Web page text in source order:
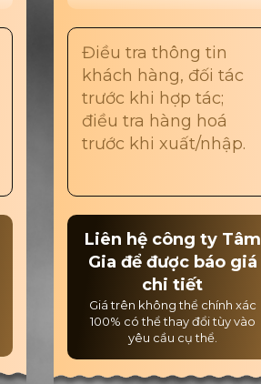
Điều tra thông tin
khách hàng, đối tác
trước khi hợp tác;
điều tra hàng hoá
trước khi xuất/nhập.
Liên hệ công ty Tâm
Gia để được báo giá
chi tiết
Giá trên không thể chính xác
100% có thể thay đổi tùy vào
yêu cầu cụ thể.